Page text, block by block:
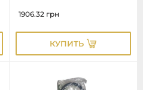
1906.32 грн
КУПИТЬ